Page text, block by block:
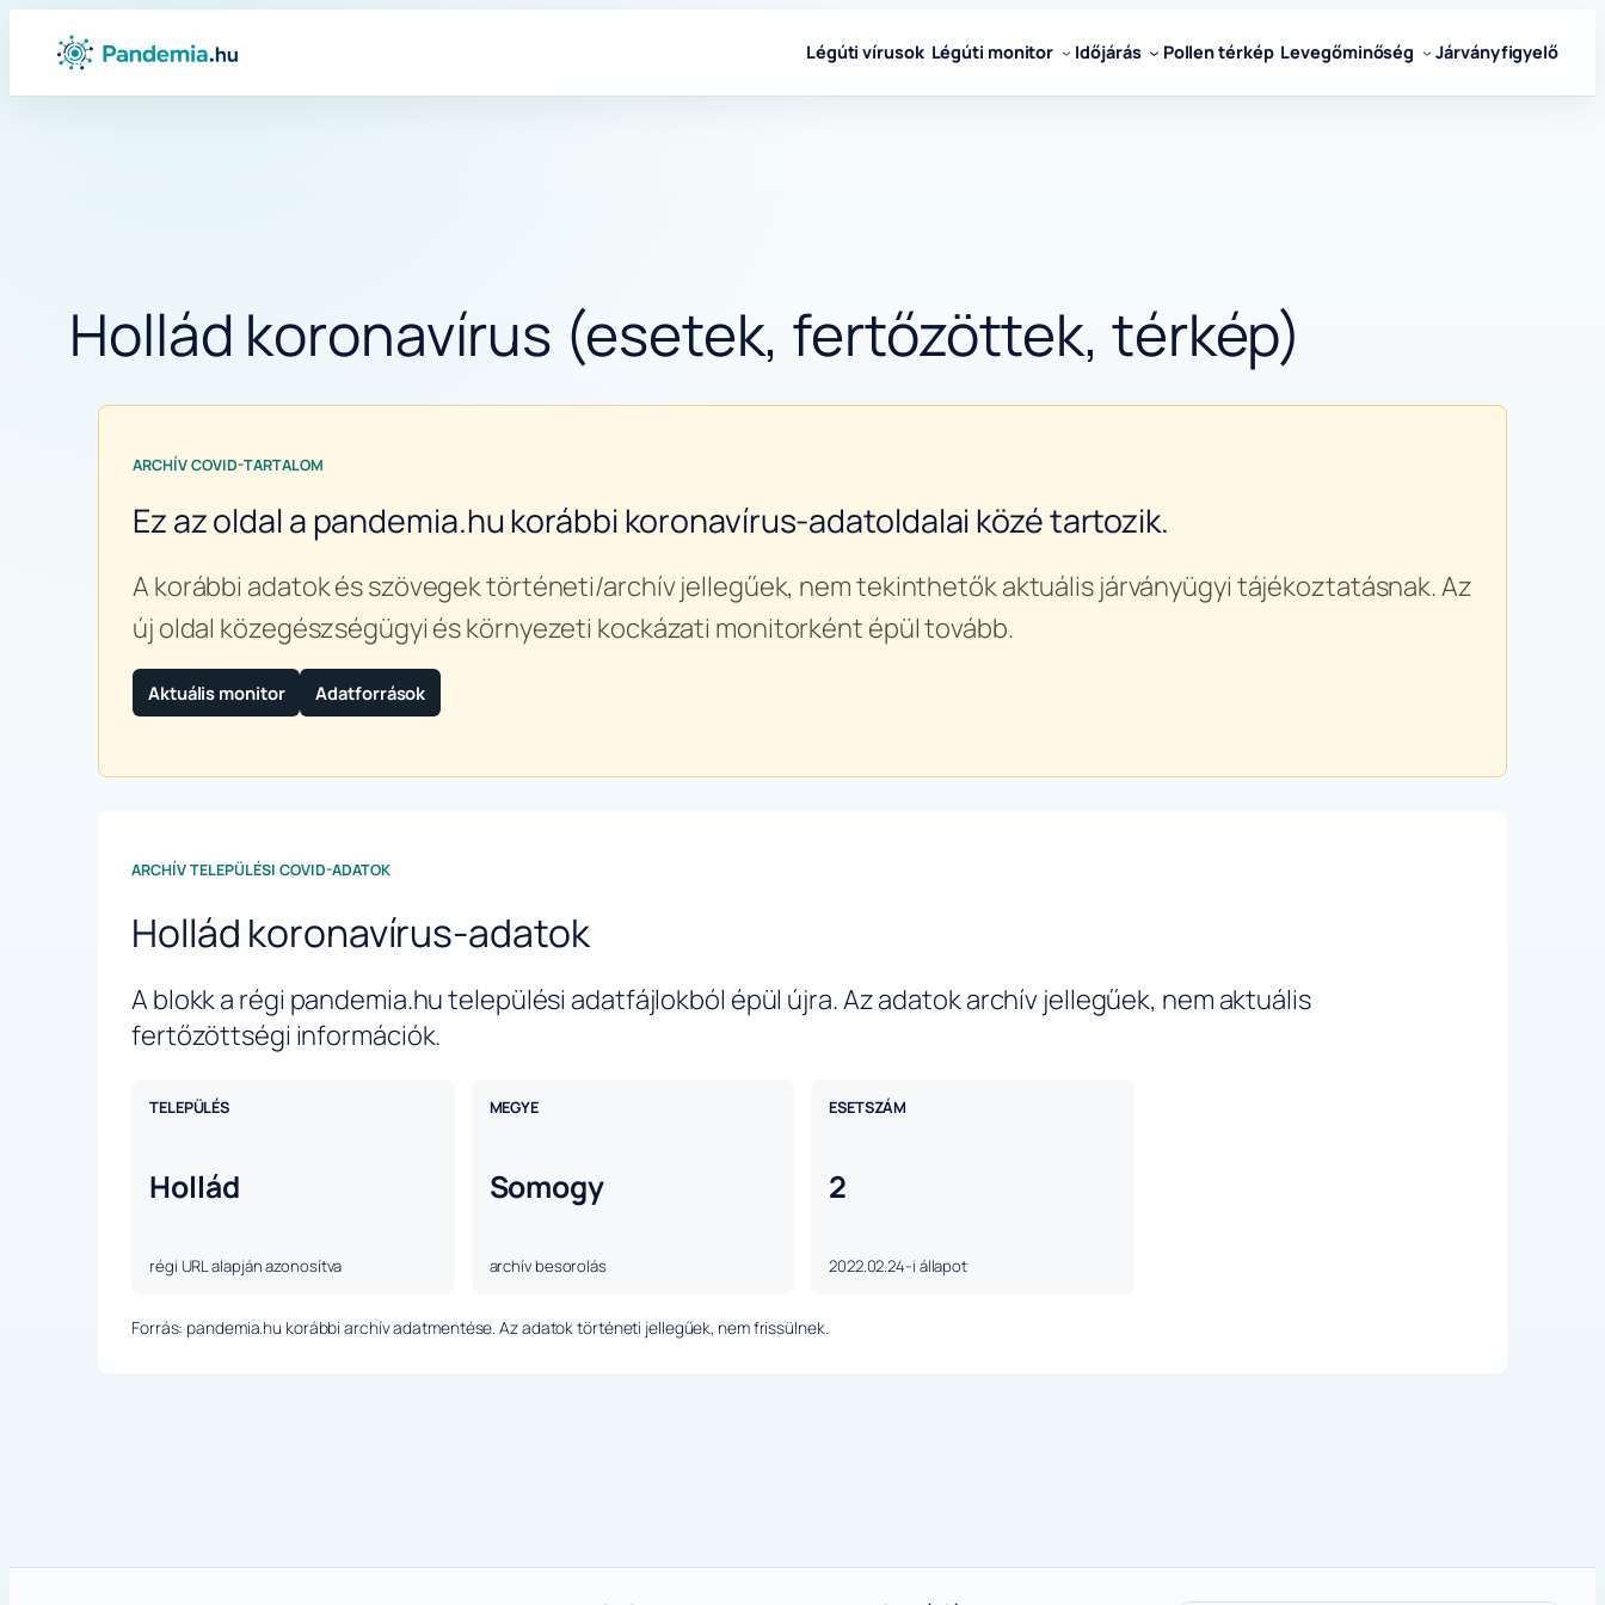
Ugrás
tartalomhoz
Légúti vírusok Légúti monitor Időjárás Pollen térkép Levegőminőség Járványfigyelő
Hollád koronavírus (esetek, fertőzöttek, térkép)
ARCHÍV COVID-TARTALOM
Ez az oldal a pandemia.hu korábbi koronavírus-adatoldalai közé tartozik.
A korábbi adatok és szövegek történeti/archív jellegűek, nem tekinthetők aktuális járványügyi tájékoztatásnak. Az
új oldal közegészségügyi és környezeti kockázati monitorként épül tovább.
Aktuális monitor Adatforrások
ARCHÍV TELEPÜLÉSI COVID-ADATOK
Hollád koronavírus-adatok
A blokk a régi pandemia.hu települési adatfájlokból épül újra. Az adatok archív jellegűek, nem aktuális
fertőzöttségi információk.
TELEPÜLÉS
Hollád
régi URL alapján azonosítva
MEGYE
Somogy
archív besorolás
ESETSZÁM
2
2022.02.24-i állapot
Forrás: pandemia.hu korábbi archív adatmentése. Az adatok történeti jellegűek, nem frissülnek.